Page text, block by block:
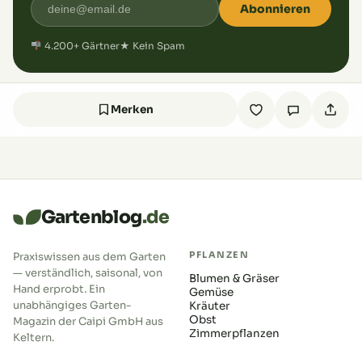
Abonnieren
4.200+ Gärtner★ Kein Spam
Merken
Gartenblog.de
Praxiswissen aus dem Garten
— verständlich, saisonal, von
Hand erprobt. Ein
unabhängiges Garten-
Magazin der Caipi GmbH aus
Keltern.
PFLANZEN
Blumen & Gräser
Gemüse
Kräuter
Obst
Zimmerpflanzen